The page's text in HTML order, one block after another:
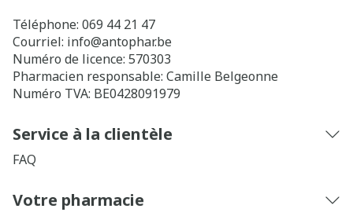
Téléphone: 069 44 21 47
Courriel: info@antophar.be
Numéro de licence: 570303
Pharmacien responsable: Camille Belgeonne
Numéro TVA: BE0428091979
Service à la clientèle
FAQ
Votre pharmacie